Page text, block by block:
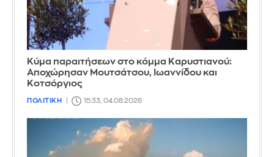
Κύμα παραιτήσεων στο κόμμα Καρυστιανού:
Αποχώρησαν Μουτσάτσου, Ιωαννίδου και
Κοτσόργιος
ΠΟΛΙΤΙΚΗ 15:33, 04.08.2026